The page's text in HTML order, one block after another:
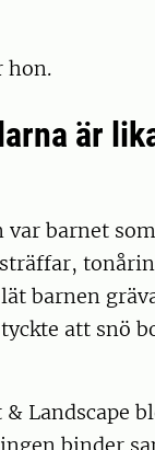
hon.
är
var barnet
barnen
att snö
Landscape